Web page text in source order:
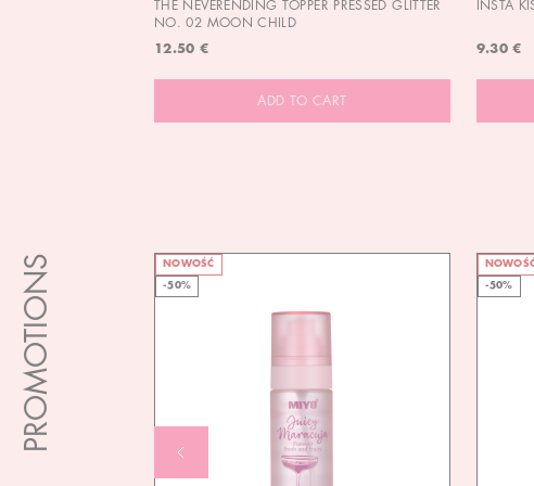
THE NEVERENDING TOPPER PRESSED GLITTER
NO. 02 MOON CHILD
12.50 €
ADD TO CART
INSTA
9.30 €
PROMOTIONS NOWOŚĆ
-50% -50%